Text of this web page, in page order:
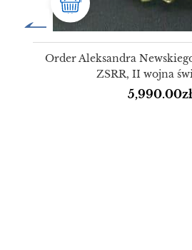
Order Aleksandra
ZSRR, II wojna
5,990.00zł